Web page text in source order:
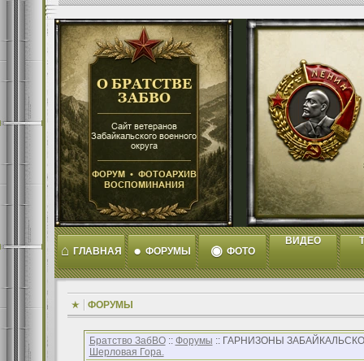
⌂ ГЛАВНАЯ ● ФОРУМЫ ◉ ФОТО
ВИДЕО
ФОРУМЫ
Братство ЗабВО:: Форумы :: ГАРНИЗОНЫ
Шерловая Гора.